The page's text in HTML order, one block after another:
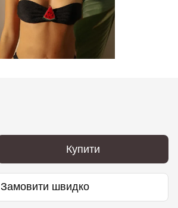
Купити
Замовити швидко